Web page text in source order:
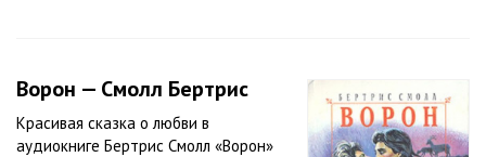
Ворон — Смолл Бертрис
Красивая сказка о любви в
аудиокниге Бертрис Смолл «Ворон»